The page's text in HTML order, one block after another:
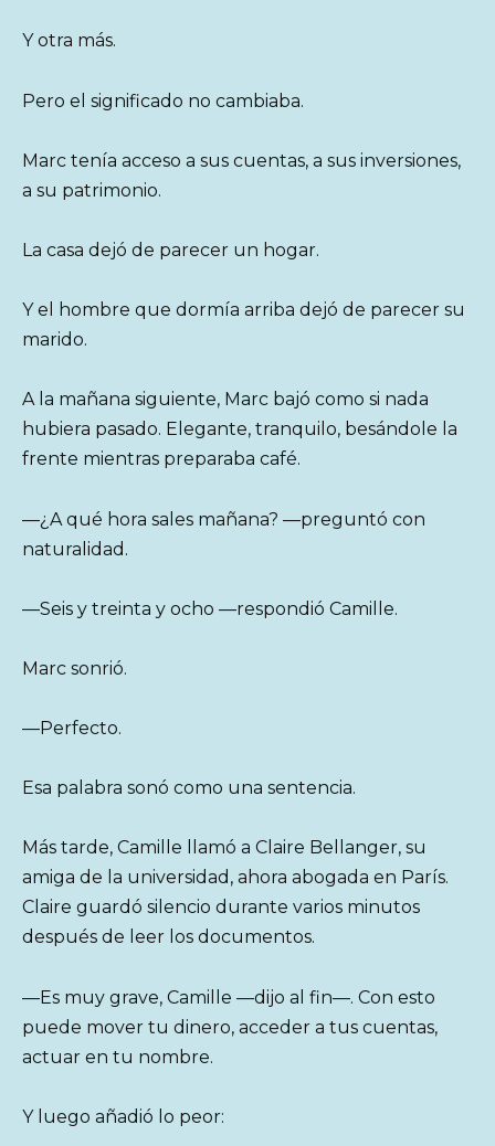
Y otra más.
Pero el significado no cambiaba.
Marc tenía acceso a sus cuentas, a sus inversiones,
a su patrimonio.
La casa dejó de parecer un hogar.
Y el hombre que dormía arriba dejó de parecer su
marido.
A la mañana siguiente, Marc bajó como si nada
hubiera pasado. Elegante, tranquilo, besándole la
frente mientras preparaba café.
—¿A qué hora sales mañana? —preguntó con
naturalidad.
—Seis y treinta y ocho —respondió Camille.
Marc sonrió.
—Perfecto.
Esa palabra sonó como una sentencia.
Más tarde, Camille llamó a Claire Bellanger, su
amiga de la universidad, ahora abogada en París.
Claire guardó silencio durante varios minutos
después de leer los documentos.
—Es muy grave, Camille —dijo al fin—. Con esto
puede mover tu dinero, acceder a tus cuentas,
actuar en tu nombre.
Y luego añadió lo peor: